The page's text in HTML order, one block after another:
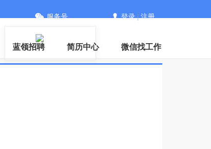
服务号 登录|注册
蓝领招聘 简历中心 微信找工作